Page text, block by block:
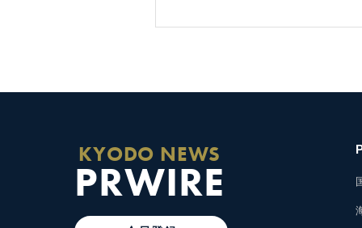
KYODO NEWS
PRWIRE